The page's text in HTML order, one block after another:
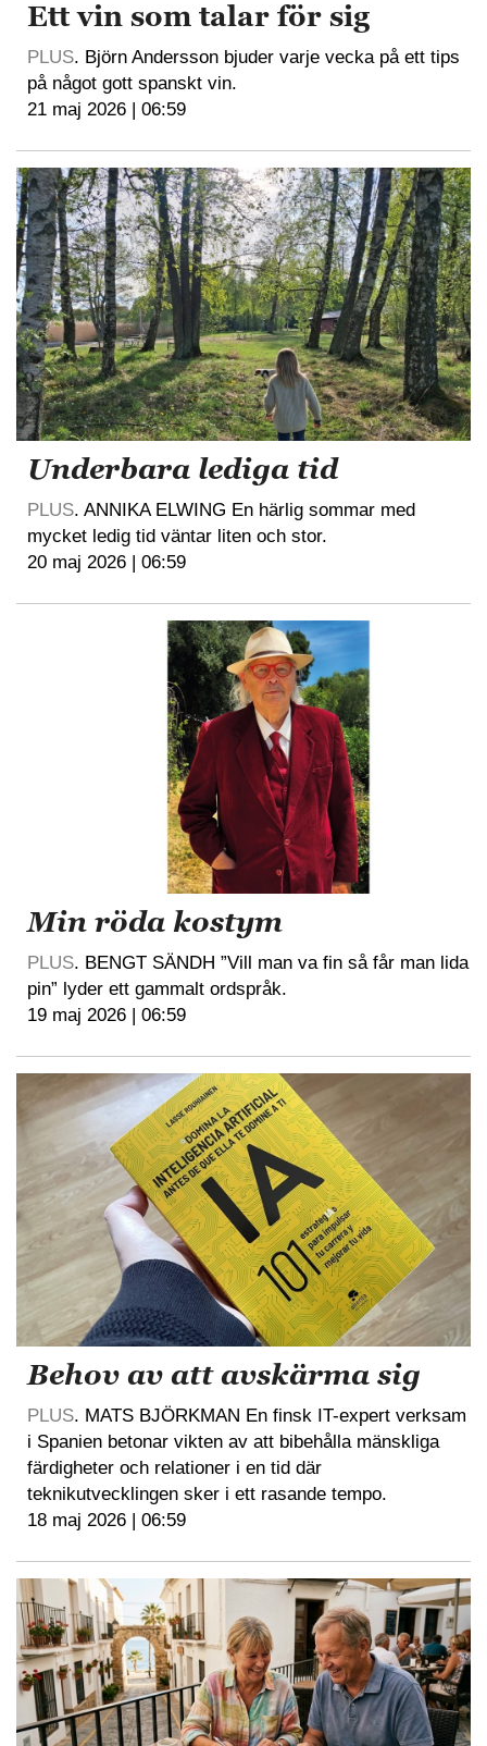
Ett vin som talar för sig
PLUS. Björn Andersson bjuder varje vecka på ett tips
på något gott spanskt vin.
21 maj 2026 | 06:59
Underbara lediga tid
PLUS. ANNIKA ELWING En härlig sommar med
mycket ledig tid väntar liten och stor.
20 maj 2026 | 06:59
Min röda kostym
PLUS. BENGT SÄNDH ”Vill man va fin så får man lida
pin” lyder ett gammalt ordspråk.
19 maj 2026 | 06:59
Behov av att avskärma sig
PLUS. MATS BJÖRKMAN En finsk IT-expert verksam
i Spanien betonar vikten av att bibehålla mänskliga
färdigheter och relationer i en tid där
teknikutvecklingen sker i ett rasande tempo.
18 maj 2026 | 06:59